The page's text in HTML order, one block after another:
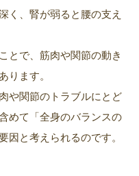
く、腎が弱ると腰の支え
とで、筋肉や関節の動き
ります。
や関節のトラブルにとど
めて「全身のバランスの
因と考えられるのです。